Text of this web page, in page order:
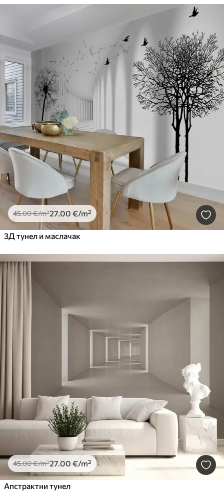
45.00€/m²27.00 €/m²
3Д тунел и маслачак
45.00€/m²27.00 €/m²
Апстрактни тунел